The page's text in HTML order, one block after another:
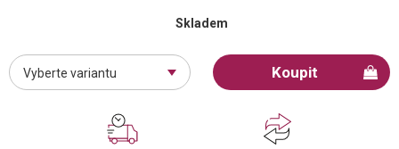
Skladem
Vyberte variantu Koupit